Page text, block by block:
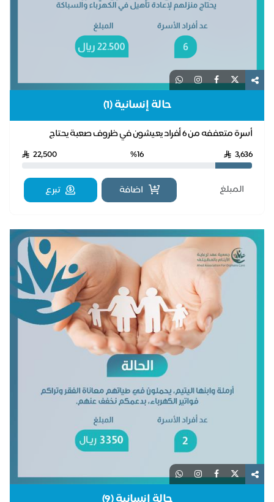
حالة إنسانية (1)
أسرة متعففه من 6 أفراد يعيشون في ظروف صعبة يحتاج
منزلهم لإعادة تأهيل في الكهرباء والسباكة
3,636
22,500
اضافة تبرع